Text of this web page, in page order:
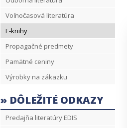
Voľnočasová literatúra
E-knihy
Propagačné predmety
Pamätné ceniny
Výrobky na zákazku
» DÔLEŽITÉ ODKAZY
Predajňa literatúry EDIS